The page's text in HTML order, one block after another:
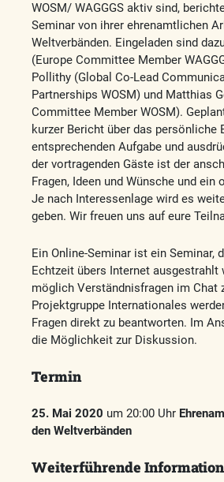
WOSM/ WAGGGS aktiv sind,
Seminar von ihrer ehrenamtlichen
Weltverbänden. Eingeladen sind
(Europe Committee Member
Pollithy (Global Co-Lead
Partnerships WOSM) und Matthias
Committee Member WOSM).
kurzer Bericht über das persönliche
entsprechenden Aufgabe und
der vortragenden Gäste ist der
Fragen, Ideen und Wünsche und ein
Je nach Interessenlage wird es
geben. Wir freuen uns auf eure
Ein Online-Seminar ist ein Seminar,
Echtzeit übers Internet ausgestrahlt
möglich Verständnisfragen im Chat
Projektgruppe Internationales
Fragen direkt zu beantworten. Im
die Möglichkeit zur Diskussion.
Termin
25. Mai 2020 um 20:00 Uhr
den Weltverbänden
Weiterführende